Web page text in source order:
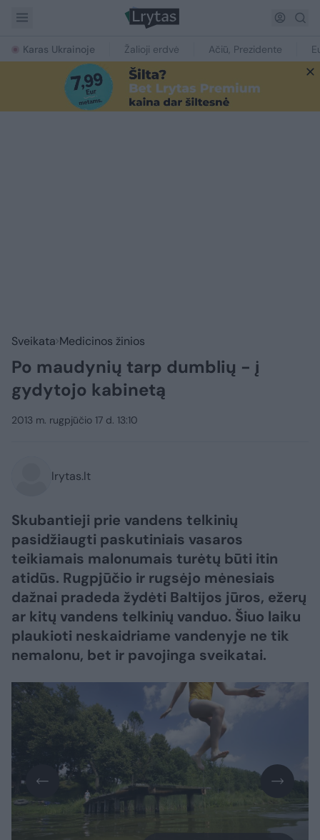
Karas Ukrainoje Žalioji erdvė Ačiū, Prezidente
Sveikata Medicinos žinios
Po maudynių tarp dumblių - į
gydytojo kabinetą
2013 m. rugpjūčio 17 d. 13:10
lrytas.lt
Skubantieji prie vandens telkinių
pasidžiaugti paskutiniais vasaros
teikiamais malonumais turėtų būti itin
atidūs. Rugpjūčio ir rugsėjo mėnesiais
dažnai pradeda žydėti Baltijos jūros, ežerų
ar kitų vandens telkinių vanduo. Šiuo laiku
plaukioti neskaidriame vandenyje ne tik
nemalonu, bet ir pavojinga sveikatai.